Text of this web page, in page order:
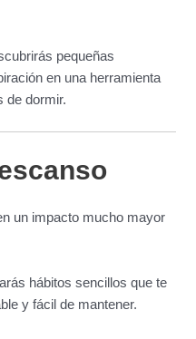
pequeñas
en una herramienta
de dormir.
un impacto mucho mayor
hábitos sencillos que te
y fácil de mantener.